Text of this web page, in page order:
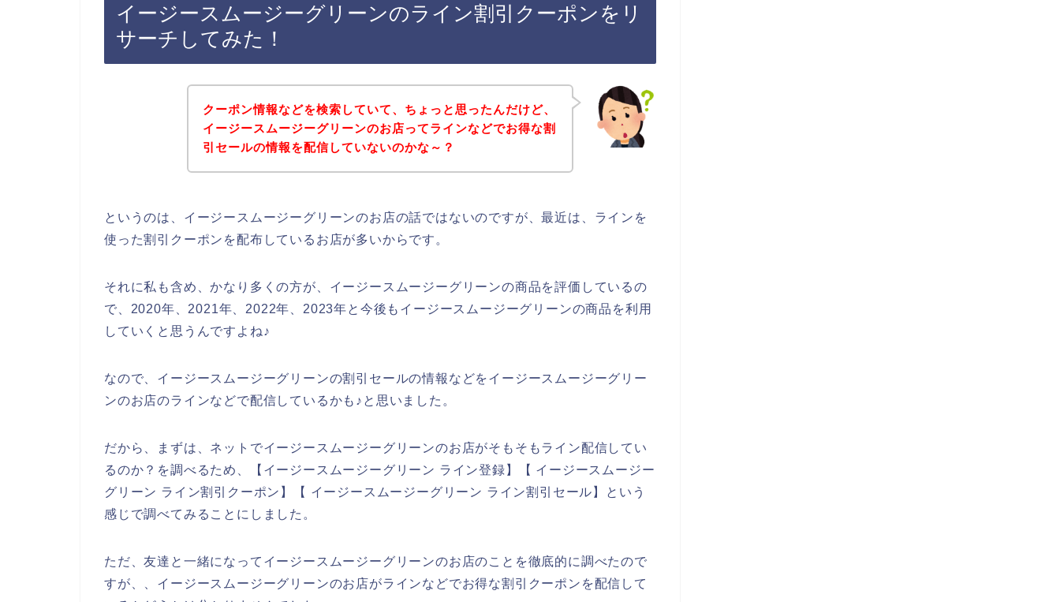
イージースムージーグリーンのライン割引クーポンをリ
サーチしてみた！
クーポン情報などを検索していて、ちょっと思ったんだけど、
イージースムージーグリーンのお店ってラインなどでお得な割
引セールの情報を配信していないのかな～？
というのは、イージースムージーグリーンのお店の話ではないのですが、最近は、ラインを
使った割引クーポンを配布しているお店が多いからです。
それに私も含め、かなり多くの方が、イージースムージーグリーンの商品を評価しているの
で、2020年、2021年、2022年、2023年と今後もイージースムージーグリーンの商品を利用
していくと思うんですよね♪
なので、イージースムージーグリーンの割引セールの情報などをイージースムージーグリー
ンのお店のラインなどで配信しているかも♪と思いました。
だから、まずは、ネットでイージースムージーグリーンのお店がそもそもライン配信してい
るのか？を調べるため、【イージースムージーグリーン ライン登録】【 イージースムージー
グリーン ライン割引クーポン】【 イージースムージーグリーン ライン割引セール】という
感じで調べてみることにしました。
ただ、友達と一緒になってイージースムージーグリーンのお店のことを徹底的に調べたので
すが、、イージースムージーグリーンのお店がラインなどでお得な割引クーポンを配信して